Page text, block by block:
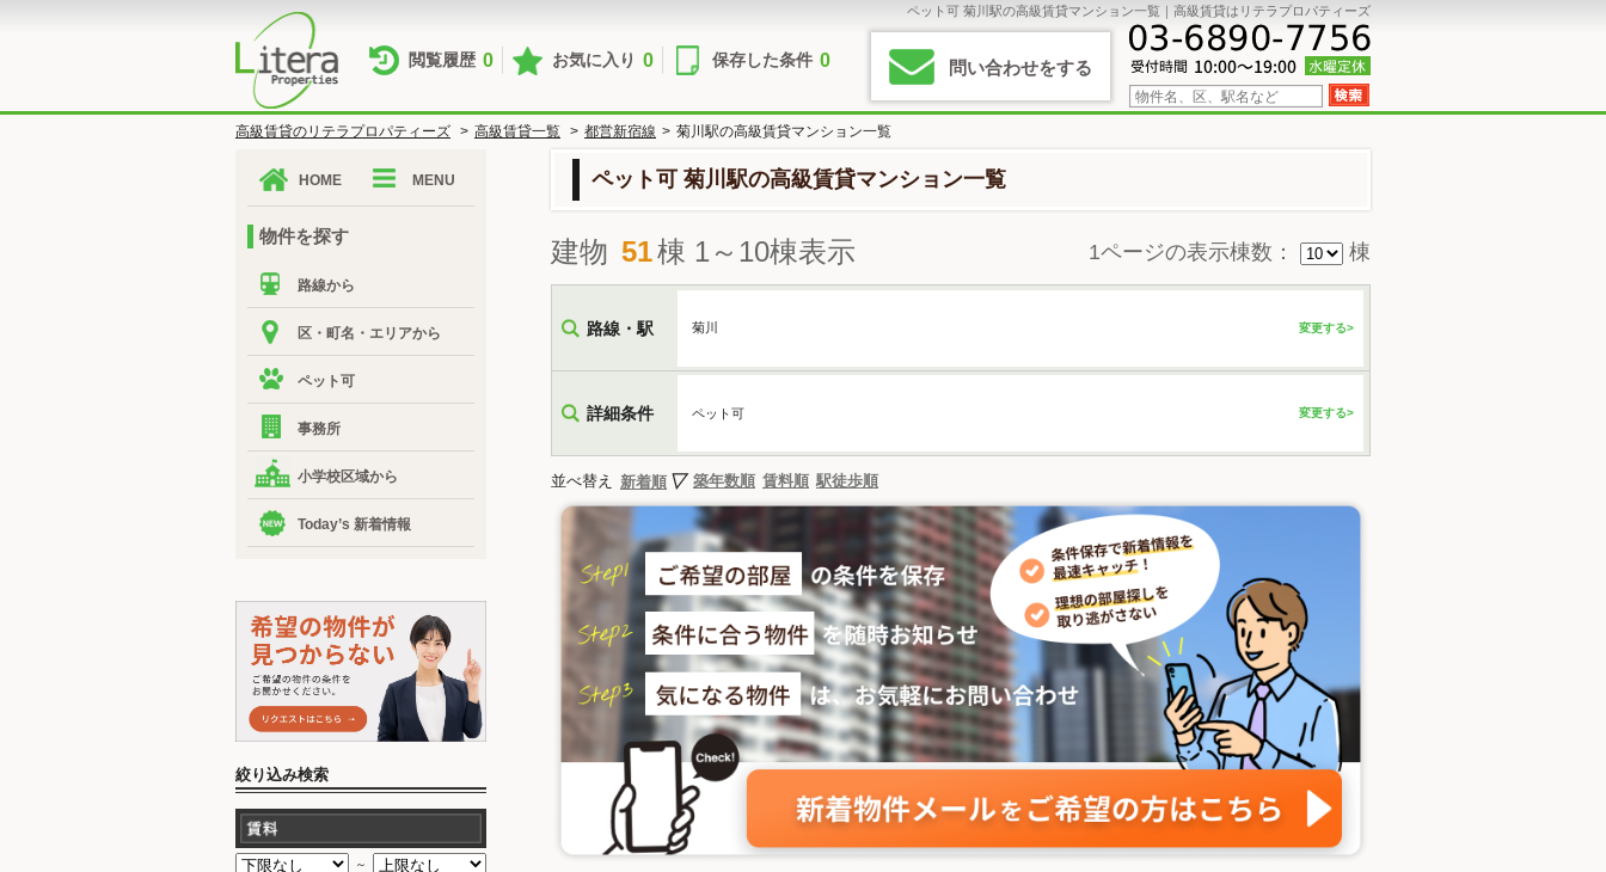
ペット可 菊川駅の高級賃貸マンション一覧｜高級賃貸はリテラプロパティーズ
閲覧履歴 0 お気に入り 0 保存した条件 0 問い合わせをする
高級賃貸のリテラプロパティーズ > 高級賃貸一覧 > 都営新宿線 > 菊川駅の高級賃貸マンション一覧
ペット可 菊川駅の高級賃貸マンション一覧
建物 51棟 1～10棟表示 1ページの表示棟数： 棟
路線・駅 菊川 変更する>
詳細条件 ペット可 変更する>
並べ替え 新着順 築年数順 賃料順 駅徒歩順
HOME MENU
物件を探す
路線から
区・町名・エリアから
ペット可
事務所
小学校区域から
Today’s 新着情報
絞り込み検索
～